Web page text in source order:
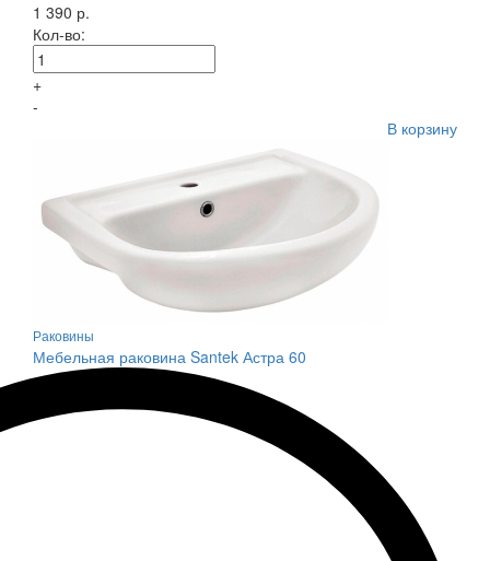
1 390 р.
Кол-во:
+
-
В корзину
Раковины
Мебельная раковина Santek Астра 60